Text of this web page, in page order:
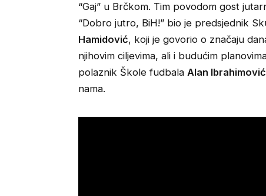
“Gaj” u Brčkom. Tim povodom gost
“Dobro jutro, BiH!” bio je predsjednik
Hamidović, koji je govorio o značaju
njihovim ciljevima, ali i budućim
polaznik Škole fudbalaAlan Ibrahimović
nama.